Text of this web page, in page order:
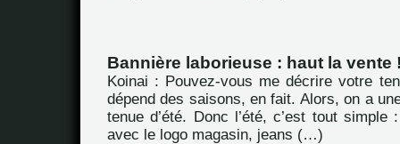
Bannière laborieuse : haut la vente
Koinai : Pouvez-vous me décrire votre
dépend des saisons, en fait. Alors, on a
tenue d’été. Donc l’été, c’est tout simple
avec le logo magasin, jeans (…)